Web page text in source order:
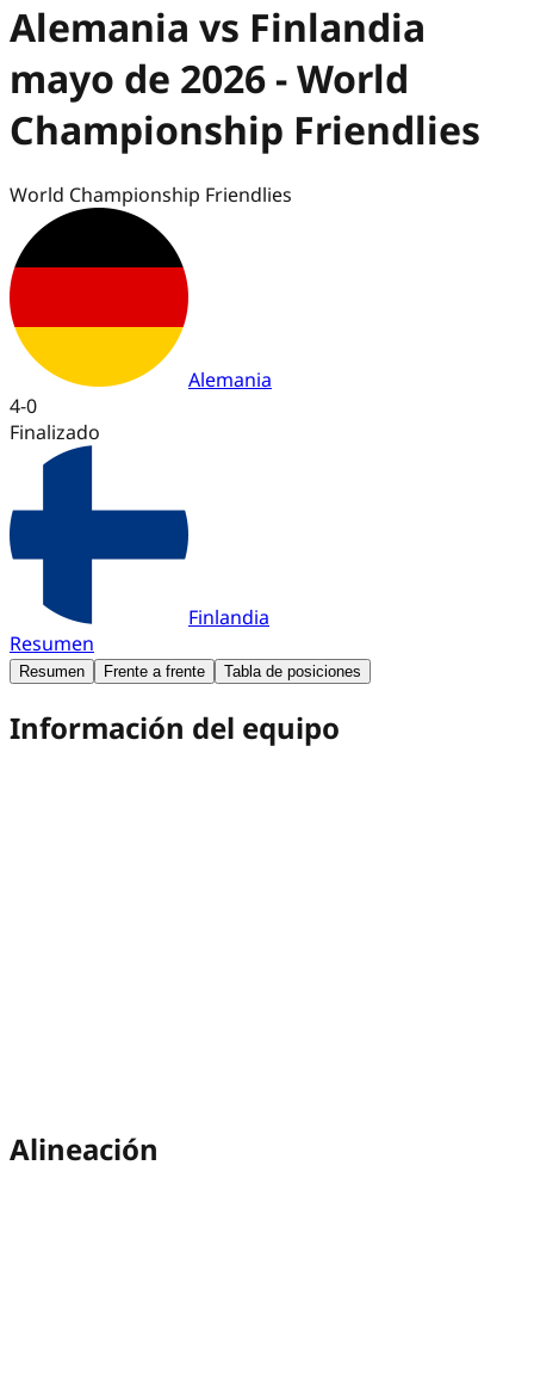
Alemania vs Finlandia
mayo de 2026 - World
Championship Friendlies
World Championship Friendlies
Alemania
4-0
Finalizado
Finlandia
Resumen
Resumen Frente a frente Tabla de posiciones
Información del equipo
Alineación